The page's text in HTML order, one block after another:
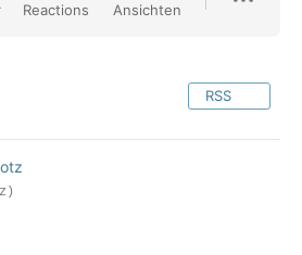
Reactions Ansichten
RSS